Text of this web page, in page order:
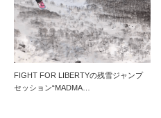
FIGHT FOR LIBERTYの残雪ジャンプ
セッション“MADMA…